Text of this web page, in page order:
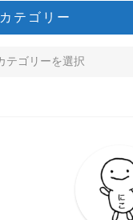
カテゴリー